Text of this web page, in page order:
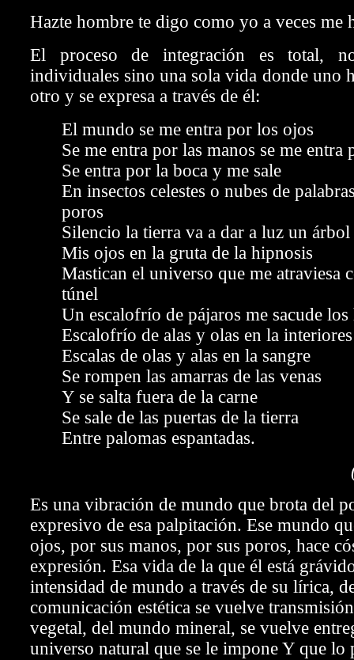
Hazte hombre te digo como yo a veces me
El proceso de integración es total,
individuales sino una sola vida donde uno
otro y se expresa a través de él:
El mundo se me entra por los ojos
Se me entra por las manos se me entra
Se entra por la boca y me sale
En insectos celestes o nubes de
poros
Silencio la tierra va a dar a luz un árbol
Mis ojos en la gruta de la hipnosis
Mastican el universo que me atraviesa
túnel
Un escalofrío de pájaros me sacude
Escalofrío de alas y olas en la interiores
Escalas de olas y alas en la sangre
Se rompen las amarras de las venas
Y se salta fuera de la carne
Se sale de las puertas de la tierra
Entre palomas espantadas.
Es una vibración de mundo que brota del
expresivo de esa palpitación. Ese mundo
ojos, por sus manos, por sus poros, hace
expresión. Esa vida de la que él está
intensidad de mundo a través de su lírica,
comunicación estética se vuelve
vegetal, del mundo mineral, se vuelve
universo natural que se le impone Y que lo